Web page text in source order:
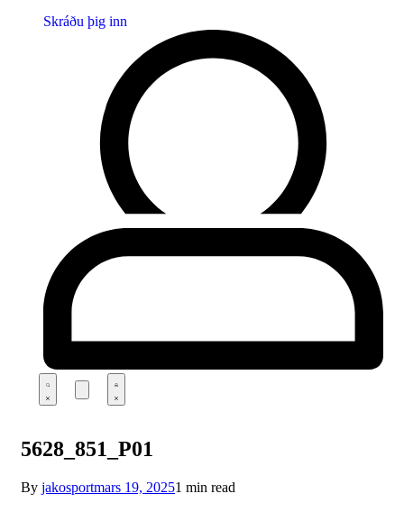
Skráðu þig inn
5628_851_P01
By jakosportmars 19, 20251 min read